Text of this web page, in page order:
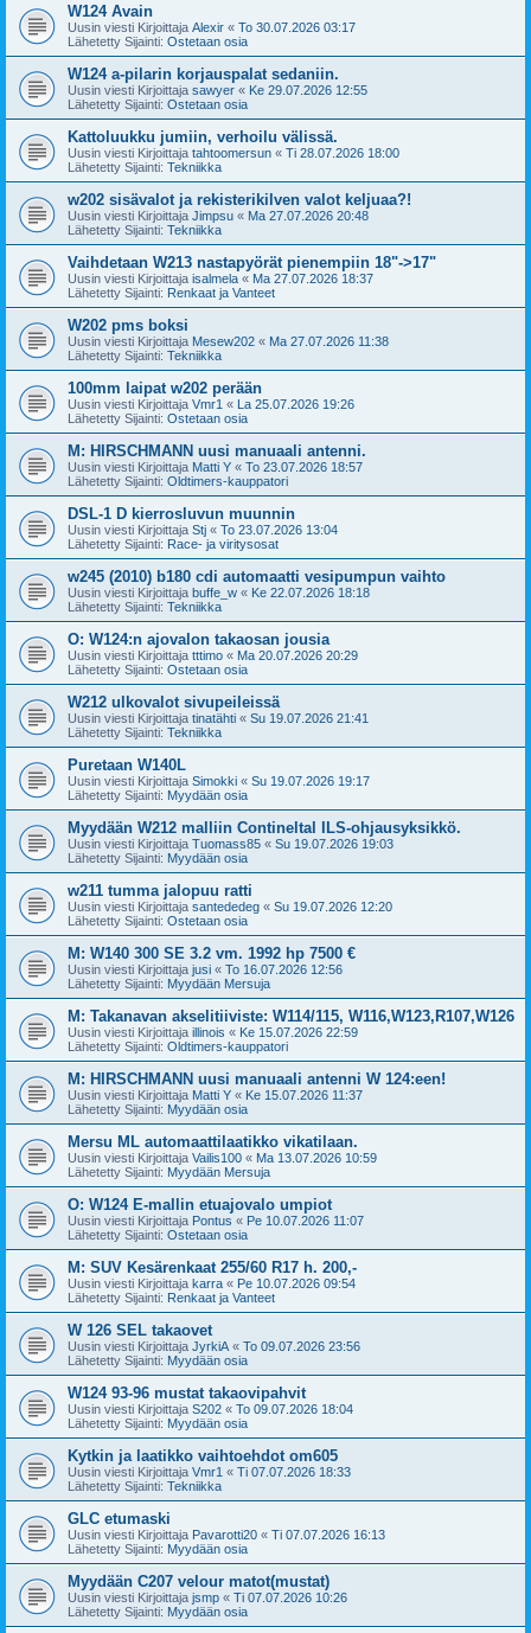
W124 Avain
Uusin viesti Kirjoittaja Alexir « To 30.07.2026 03:17
Lähetetty Sijainti: Ostetaan osia
W124 a-pilarin korjauspalat sedaniin.
Uusin viesti Kirjoittaja sawyer « Ke 29.07.2026 12:55
Lähetetty Sijainti: Ostetaan osia
Kattoluukku jumiin, verhoilu välissä.
Uusin viesti Kirjoittaja tahtoomersun « Ti 28.07.2026 18:00
Lähetetty Sijainti: Tekniikka
w202 sisävalot ja rekisterikilven valot keljuaa?!
Uusin viesti Kirjoittaja Jimpsu « Ma 27.07.2026 20:48
Lähetetty Sijainti: Tekniikka
Vaihdetaan W213 nastapyörät pienempiin 18"->17"
Uusin viesti Kirjoittaja isalmela « Ma 27.07.2026 18:37
Lähetetty Sijainti: Renkaat ja Vanteet
W202 pms boksi
Uusin viesti Kirjoittaja Mesew202 « Ma 27.07.2026 11:38
Lähetetty Sijainti: Tekniikka
100mm laipat w202 perään
Uusin viesti Kirjoittaja Vmr1 « La 25.07.2026 19:26
Lähetetty Sijainti: Ostetaan osia
M: HIRSCHMANN uusi manuaali antenni.
Uusin viesti Kirjoittaja Matti Y « To 23.07.2026 18:57
Lähetetty Sijainti: Oldtimers-kauppatori
DSL-1 D kierrosluvun muunnin
Uusin viesti Kirjoittaja Stj « To 23.07.2026 13:04
Lähetetty Sijainti: Race- ja viritysosat
w245 (2010) b180 cdi automaatti vesipumpun vaihto
Uusin viesti Kirjoittaja buffe_w « Ke 22.07.2026 18:18
Lähetetty Sijainti: Tekniikka
O: W124:n ajovalon takaosan jousia
Uusin viesti Kirjoittaja tttimo « Ma 20.07.2026 20:29
Lähetetty Sijainti: Ostetaan osia
W212 ulkovalot sivupeileissä
Uusin viesti Kirjoittaja tinatähti « Su 19.07.2026 21:41
Lähetetty Sijainti: Tekniikka
Puretaan W140L
Uusin viesti Kirjoittaja Simokki « Su 19.07.2026 19:17
Lähetetty Sijainti: Myydään osia
Myydään W212 malliin Contineltal ILS-ohjausyksikkö.
Uusin viesti Kirjoittaja Tuomass85 « Su 19.07.2026 19:03
Lähetetty Sijainti: Myydään osia
w211 tumma jalopuu ratti
Uusin viesti Kirjoittaja santededeg « Su 19.07.2026 12:20
Lähetetty Sijainti: Ostetaan osia
M: W140 300 SE 3.2 vm. 1992 hp 7500 €
Uusin viesti Kirjoittaja jusi « To 16.07.2026 12:56
Lähetetty Sijainti: Myydään Mersuja
M: Takanavan akselitiiviste: W114/115, W116,W123,R107,W126
Uusin viesti Kirjoittaja illinois « Ke 15.07.2026 22:59
Lähetetty Sijainti: Oldtimers-kauppatori
M: HIRSCHMANN uusi manuaali antenni W 124:een!
Uusin viesti Kirjoittaja Matti Y « Ke 15.07.2026 11:37
Lähetetty Sijainti: Myydään osia
Mersu ML automaattilaatikko vikatilaan.
Uusin viesti Kirjoittaja Vailis100 « Ma 13.07.2026 10:59
Lähetetty Sijainti: Myydään Mersuja
O: W124 E-mallin etuajovalo umpiot
Uusin viesti Kirjoittaja Pontus « Pe 10.07.2026 11:07
Lähetetty Sijainti: Ostetaan osia
M: SUV Kesärenkaat 255/60 R17 h. 200,-
Uusin viesti Kirjoittaja karra « Pe 10.07.2026 09:54
Lähetetty Sijainti: Renkaat ja Vanteet
W 126 SEL takaovet
Uusin viesti Kirjoittaja JyrkiA « To 09.07.2026 23:56
Lähetetty Sijainti: Myydään osia
W124 93-96 mustat takaovipahvit
Uusin viesti Kirjoittaja S202 « To 09.07.2026 18:04
Lähetetty Sijainti: Myydään osia
Kytkin ja laatikko vaihtoehdot om605
Uusin viesti Kirjoittaja Vmr1 « Ti 07.07.2026 18:33
Lähetetty Sijainti: Tekniikka
GLC etumaski
Uusin viesti Kirjoittaja Pavarotti20 « Ti 07.07.2026 16:13
Lähetetty Sijainti: Myydään osia
Myydään C207 velour matot(mustat)
Uusin viesti Kirjoittaja jsmp « Ti 07.07.2026 10:26
Lähetetty Sijainti: Myydään osia